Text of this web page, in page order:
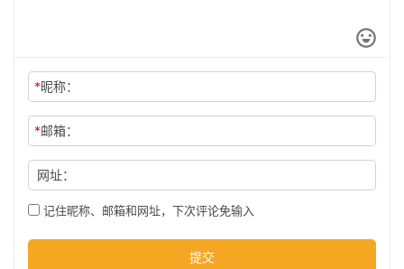
技
*昵称：
*邮箱：
网址：
记住昵称、邮箱和网址，下次评论免输入
提交